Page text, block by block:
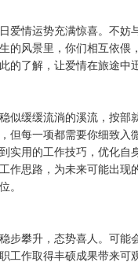
爱情运势充满惊喜。不妨
的风景里，你们相互依偎
的了解，让爱情在旅途中
似缓缓流淌的溪流，按部
但每一项都需要你细致入
实用的工作技巧，优化自
作思路，为未来可能出现
。
步攀升，态势喜人。可能
工作取得丰硕成果带来可